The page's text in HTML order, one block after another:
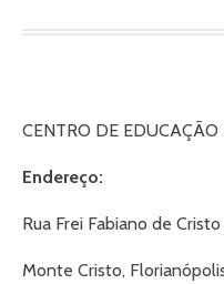
CENTRO DE
Endereço:
Rua Frei Fabiano de
Monte Cristo,